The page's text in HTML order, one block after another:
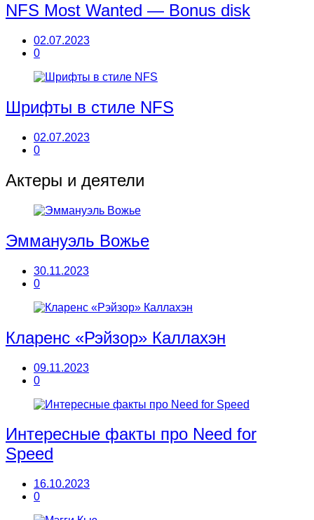
NFS Most Wanted — Bonus disk
02.07.2023
0
Шрифты в стиле NFS
02.07.2023
0
Актеры и деятели
Эммануэль Вожье
30.11.2023
0
Кларенс «Рэйзор» Каллахэн
09.11.2023
0
Интересные факты про Need for
Speed
16.10.2023
0